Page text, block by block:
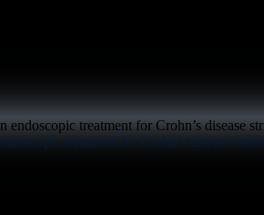
treatment for Crohn’s disease